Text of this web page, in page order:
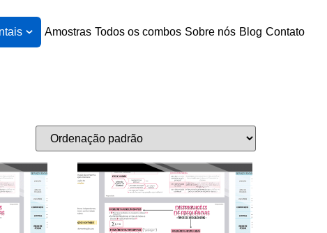
Amostras Todos os combos Sobre nós Blog Contato